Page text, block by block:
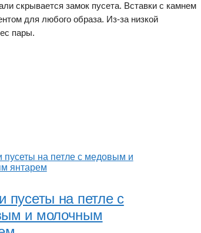
скрывается замок пусета. Вставки с камнем
для любого образа. Из-за низкой
пары.
пусеты на петле с
и молочным